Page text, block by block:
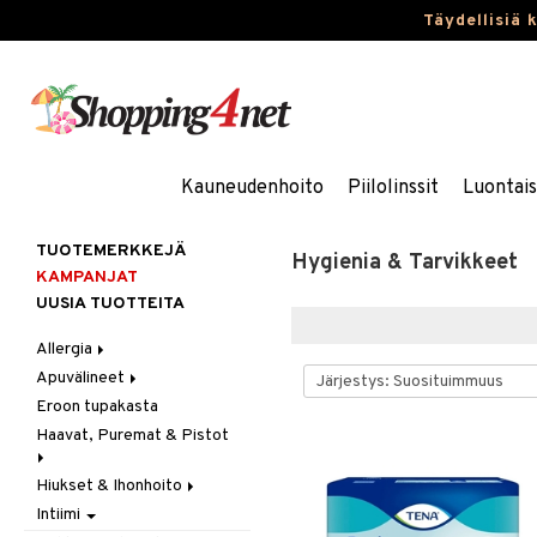
Täydellisiä
Kauneudenhoito Piilolinssit
Hygienia & Tarvikkeet
TUOTEMERKKEJÄ
KAMPANJAT
UUSIA TUOTTEITA
Allergia
Nenäsuihkeet
Silmätipat
Apuvälineet
Hygienia
Kävely & Seisominen
Saa kiinni & Ylety
Eroon tupakasta
Haavat, Puremat & Pistot
Ensiapu
Haavat
Hiukset & Ihonhoito
Erityistuotteet
Intiimi